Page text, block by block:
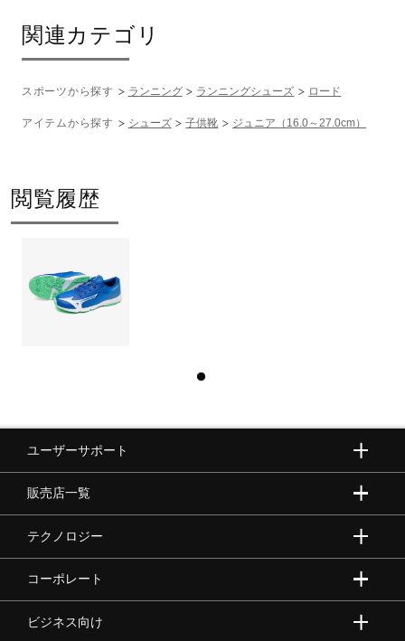
関連カテゴリ
スポーツから探す ランニング ランニングシューズ ロード
アイテムから探す シューズ 子供靴 ジュニア（16.0～27.0cm）
閲覧履歴
ユーザーサポート
販売店一覧
テクノロジー
コーポレート
ビジネス向け